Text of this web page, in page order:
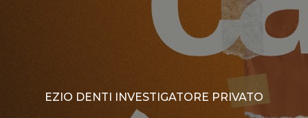
EZIO DENTI INVESTIGATORE PRIVATO